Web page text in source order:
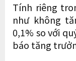
Tính riêng
như không
0,1% so với
báo tăng